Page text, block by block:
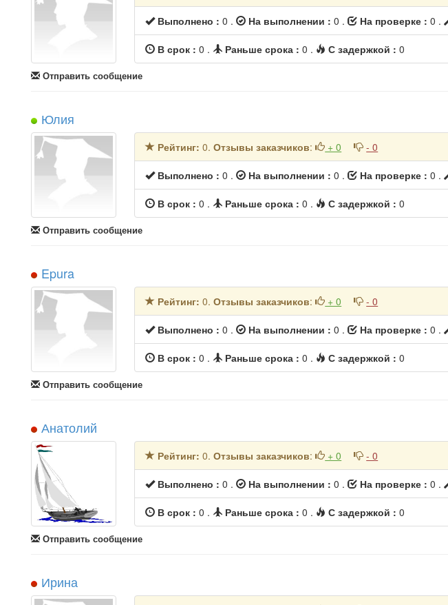
Отправить сообщение
Выполнено :0 . На выполнении :0 . На проверке :0 .
В срок :0 . Раньше срока :0 . С задержкой :0
Юлия
Отправить сообщение
Рейтинг:0.Отзывы заказчиков: + 0 - 0
Выполнено :0 . На выполнении :0 . На проверке :0 .
В срок :0 . Раньше срока :0 . С задержкой :0
Epura
Отправить сообщение
Рейтинг:0.Отзывы заказчиков: + 0 - 0
Выполнено :0 . На выполнении :0 . На проверке :0 .
В срок :0 . Раньше срока :0 . С задержкой :0
Анатолий
Отправить сообщение
Рейтинг:0.Отзывы заказчиков: + 0 - 0
Выполнено :0 . На выполнении :0 . На проверке :0 .
В срок :0 . Раньше срока :0 . С задержкой :0
Ирина